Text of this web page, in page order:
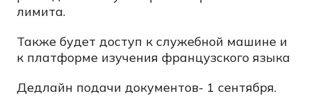
лимита.
Также будет доступ к служебной машине и
к платформе изучения французского языка
Дедлайн подачи документов- 1 сентября.